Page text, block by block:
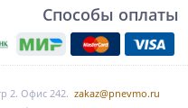
Способы оплаты
2. Офис 242. zakaz@pnevmo.ru